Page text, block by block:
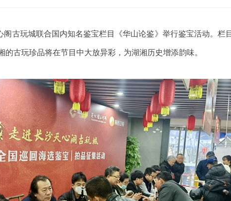
阁古玩城联合国内知名鉴宝栏目《华山论鉴》举行鉴宝活动。
古玩珍品将在节目中大放异彩，为湖湘历史增添韵味。